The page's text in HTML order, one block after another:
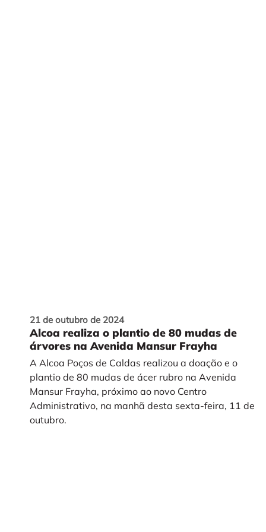
21 de outubro de 2024
Alcoa realiza o plantio de 80 mudas de
árvores na Avenida Mansur Frayha
A Alcoa Poços de Caldas realizou a doação e o
plantio de 80 mudas de ácer rubro na Avenida
Mansur Frayha, próximo ao novo Centro
Administrativo, na manhã desta sexta-feira, 11 de
outubro.